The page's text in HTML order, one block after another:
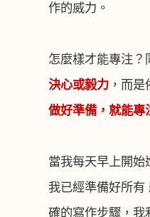
作的威力。
怎麼樣才能專注？
決心或毅力 ，而
做好準備，就能專
當我每天早上開始
我已經準備好所有
確的寫作步驟，我